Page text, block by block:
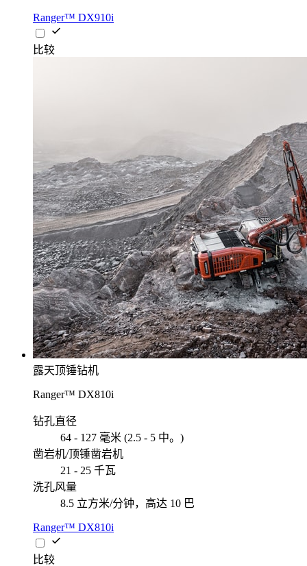
Ranger™ DX910i
比较
露天顶锤钻机
Ranger™ DX810i
钻孔直径
64 - 127 毫米 (2.5 - 5 中。)
凿岩机/顶锤凿岩机
21 - 25 千瓦
洗孔风量
8.5 立方米/分钟，高达 10 巴
Ranger™ DX810i
比较